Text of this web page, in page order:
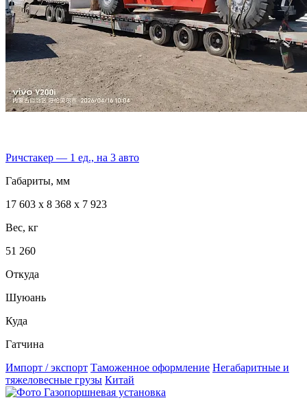
Ричстакер — 1 ед., на 3 авто
Габариты, мм
17 603 х 8 368 х 7 923
Вес, кг
51 260
Откуда
Шуюань
Куда
Гатчина
Импорт / экспорт Таможенное оформление Негабаритные и
тяжеловесные грузы Китай